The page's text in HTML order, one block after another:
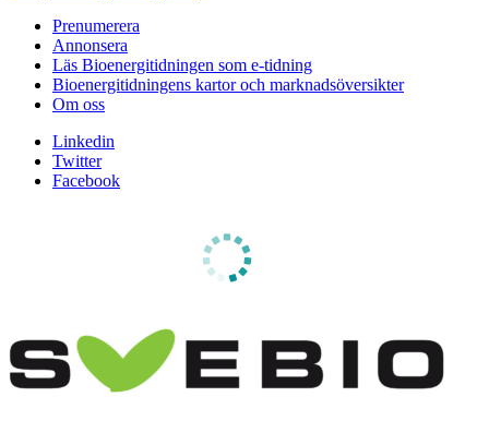
Prenumerera
Annonsera
Läs Bioenergitidningen som e-tidning
Bioenergitidningens kartor och marknadsöversikter
Om oss
Linkedin
Twitter
Facebook